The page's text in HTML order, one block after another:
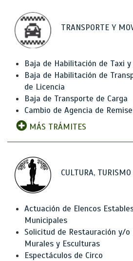
TRANSPORTE Y
Baja de Habilitación de Taxi
Baja de Habilitación de
de Licencia
Baja de Transporte de Carga
Cambio de Agencia de
MÁS TRÁMITES
CULTURA, TURISMO
Actuación de Elencos
Municipales
Solicitud de Restauración y/o
Murales y Esculturas
Espectáculos de Circo